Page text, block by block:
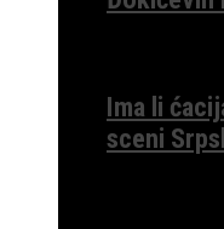
Ima li
sceni